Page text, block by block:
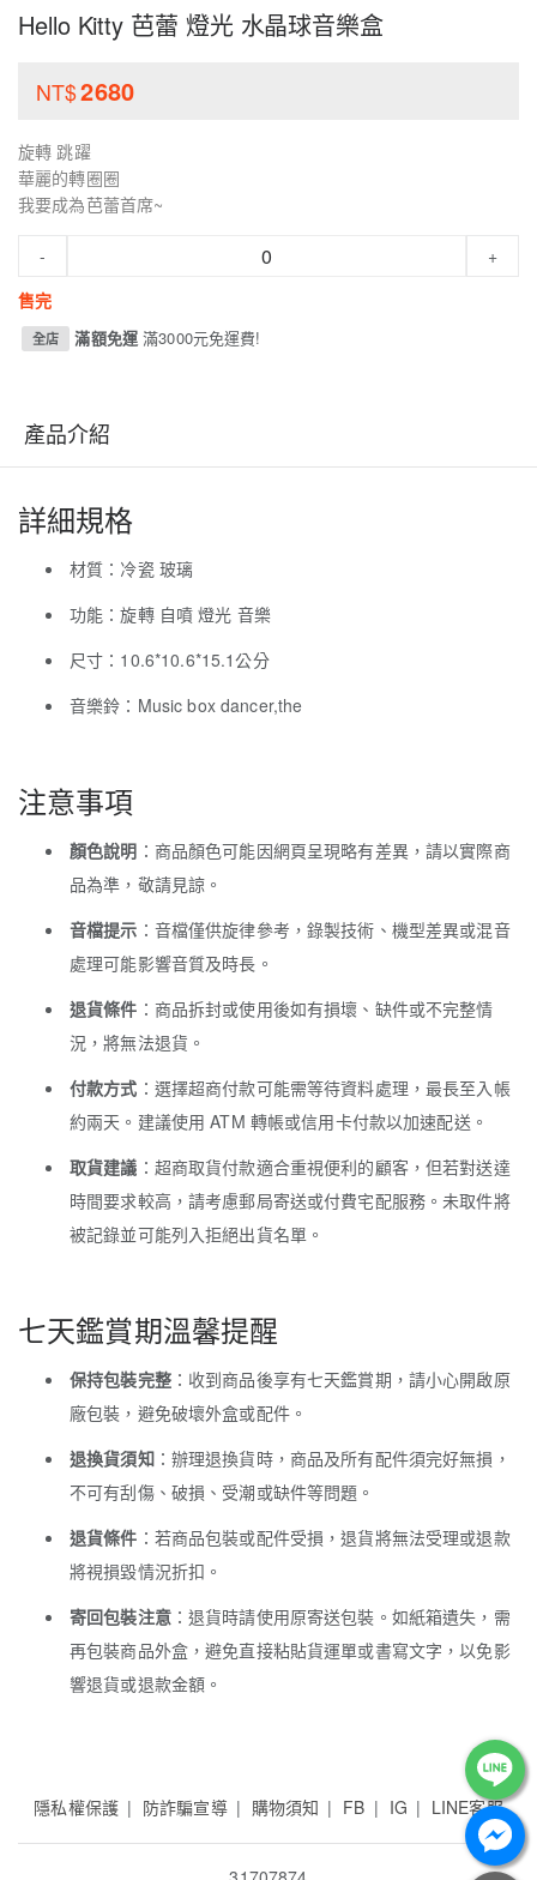
Hello Kitty 芭蕾 燈光 水晶球音樂盒
NT$2680
旋轉 跳躍
華麗的轉圈圈
我要成為芭蕾首席~
-
+
售完
全店 滿額免運滿3000元免運費!
產品介紹
詳細規格
材質：冷瓷 玻璃
功能：旋轉 自噴 燈光 音樂
尺寸：10.6*10.6*15.1公分
音樂鈴：Music box dancer,the
注意事項
顏色說明 ：商品顏色可能因網頁呈現略有差異，請以實際商
品為準，敬請見諒。
音檔提示 ：音檔僅供旋律參考，錄製技術、機型差異或混音
處理可能影響音質及時長。
退貨條件 ：商品拆封或使用後如有損壞、缺件或不完整情
況，將無法退貨。
付款方式 ：選擇超商付款可能需等待資料處理，最長至入帳
約兩天。建議使用 ATM 轉帳或信用卡付款以加速配送。
取貨建議 ：超商取貨付款適合重視便利的顧客，但若對送達
時間要求較高，請考慮郵局寄送或付費宅配服務。未取件將
被記錄並可能列入拒絕出貨名單。
七天鑑賞期溫馨提醒
保持包裝完整：收到商品後享有七天鑑賞期，請小心開啟原
廠包裝，避免破壞外盒或配件。
退換貨須知：辦理退換貨時，商品及所有配件須完好無損，
不可有刮傷、破損、受潮或缺件等問題。
退貨條件 ：若商品包裝或配件受損，退貨將無法受理或退款
將視損毀情況折扣。
寄回包裝注意：退貨時請使用原寄送包裝。如紙箱遺失，需
再包裝商品外盒，避免直接粘貼貨運單或書寫文字，以免影
響退貨或退款金額。
隱私權保護 防詐騙宣導 購物須知 FB IG LINE客服